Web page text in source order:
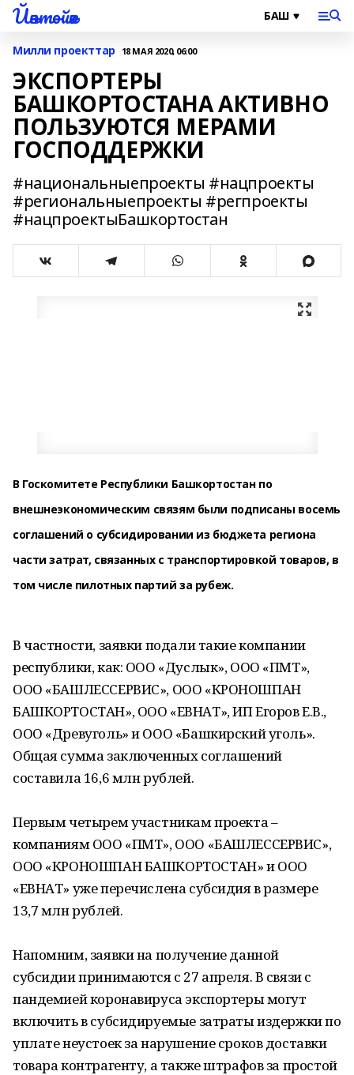
Йәнтөйәк
Милли проекттар 18 МАЯ 2020, 06:00
ЭКСПОРТЕРЫ
БАШКОРТОСТАНА АКТИВНО
ПОЛЬЗУЮТСЯ МЕРАМИ
ГОСПОДДЕРЖКИ
#национальныепроекты #нацпроекты
#региональныепроекты #регпроекты
#нацпроектыБашкортостан
В Госкомитете Республики Башкортостан по
внешнеэкономическим связям были подписаны восемь
соглашений о субсидировании из бюджета региона
части затрат, связанных с транспортировкой товаров, в
том числе пилотных партий за рубеж.
В частности, заявки подали такие компании
республики, как: ООО «Дуслык», ООО «ПМТ»,
ООО «БАШЛЕССЕРВИС», ООО «КРОНОШПАН
БАШКОРТОСТАН», ООО «ЕВНАТ», ИП Егоров Е.В.,
ООО «Древуголь» и ООО «Башкирский уголь».
Общая сумма заключенных соглашений
составила 16,6 млн рублей.
Первым четырем участникам проекта –
компаниям ООО «ПМТ», ООО «БАШЛЕССЕРВИС»,
ООО «КРОНОШПАН БАШКОРТОСТАН» и ООО
«ЕВНАТ» уже перечислена субсидия в размере
13,7 млн рублей.
Напомним, заявки на получение данной
субсидии принимаются с 27 апреля. В связи с
пандемией коронавируса экспортеры могут
включить в субсидируемые затраты издержки по
уплате неустоек за нарушение сроков доставки
товара контрагенту, а также штрафов за простой